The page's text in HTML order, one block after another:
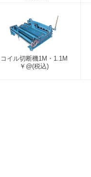
コイル切断機1M・1.1M
￥@(税込)